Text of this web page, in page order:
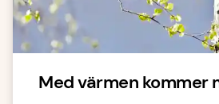
Med värmen kommer